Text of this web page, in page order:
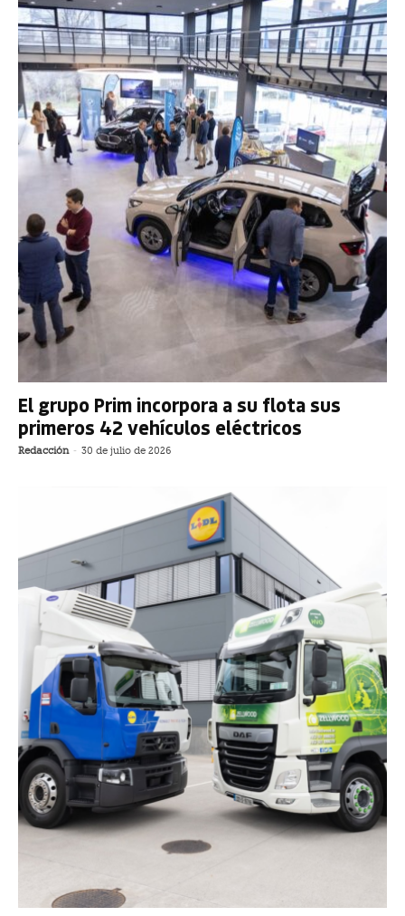
El grupo Prim incorpora a su flota sus
primeros 42 vehículos eléctricos
Redacción - 30 de julio de 2026